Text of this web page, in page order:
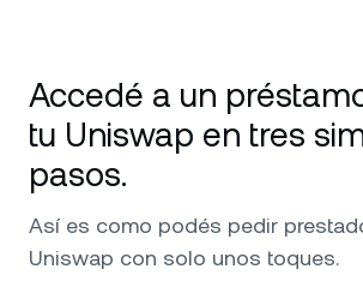
disponibilidad en cada consulta
que tuve. Solo puedo seguir
vale destacar su seguridad de
los custodios detrás de Nexo, que
sus manos. ¡Sigan con el
Accedé a un
tu Uniswap en tres
pasos.
Así es como podés pedir
Uniswap con solo unos toques.